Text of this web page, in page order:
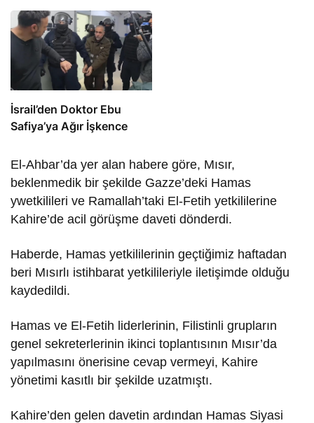
İsrail’den Doktor Ebu
Safiya’ya Ağır İşkence
El-Ahbar’da yer alan habere göre, Mısır,
beklenmedik bir şekilde Gazze’deki Hamas
ywetkilileri ve Ramallah’taki El-Fetih yetkililerine
Kahire’de acil görüşme daveti dönderdi.
Haberde, Hamas yetkililerinin geçtiğimiz haftadan
beri Mısırlı istihbarat yetkilileriyle iletişimde olduğu
kaydedildi.
Hamas ve El-Fetih liderlerinin, Filistinli grupların
genel sekreterlerinin ikinci toplantısının Mısır’da
yapılmasını önerisine cevap vermeyi, Kahire
yönetimi kasıtlı bir şekilde uzatmıştı.
Kahire’den gelen davetin ardından Hamas Siyasi